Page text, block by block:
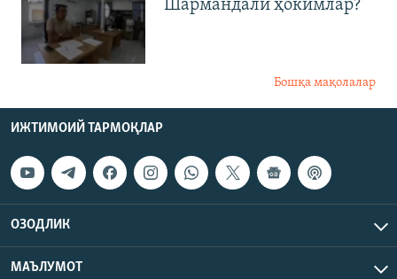
"Шармандали ҳокимлар?"
Бошқа мақолалар
ИЖТИМОИЙ ТАРМОҚЛАР
ОЗОДЛИК
МАЪЛУМОТ